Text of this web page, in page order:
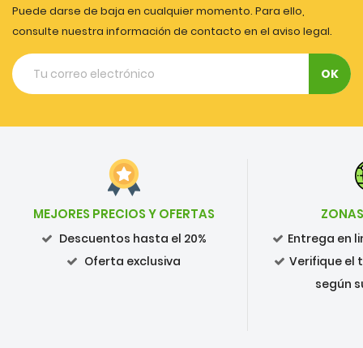
Puede darse de baja en cualquier momento. Para ello,
consulte nuestra información de contacto en el aviso legal.
MEJORES PRECIOS Y OFERTAS
Descuentos hasta el 20%
Oferta exclusiva
Entrega en
Verifique el
según